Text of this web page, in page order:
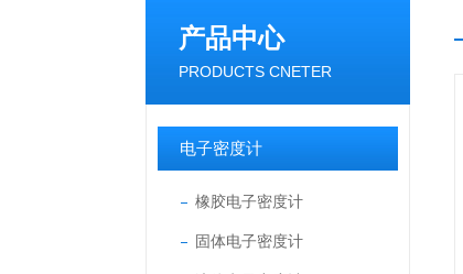
产品中心
PRODUCTS CNETER
电子密度计
橡胶电子密度计
固体电子密度计